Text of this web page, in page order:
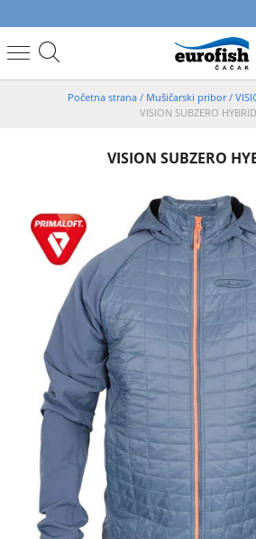
Početna strana / Mušičarski pribor/
VISION SUBZERO HYBRID
VISION SUBZERO